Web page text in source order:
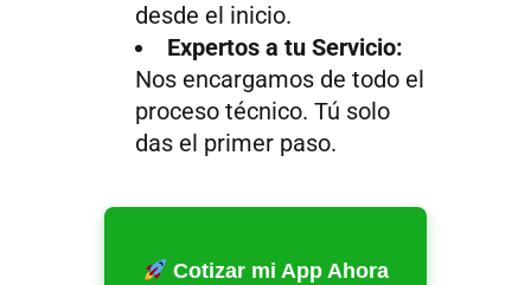
desde el inicio.
Expertos a tu Servicio:
Nos encargamos de todo el
proceso técnico. Tú solo
das el primer paso.
Cotizar mi App Ahora